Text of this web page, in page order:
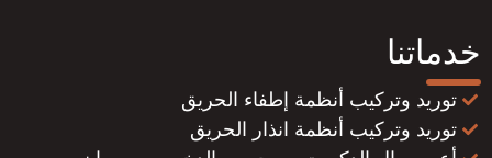
خدماتنا
توريد وتركيب أنظمة إطفاء الحريق
توريد وتركيب أنظمة انذار الحريق